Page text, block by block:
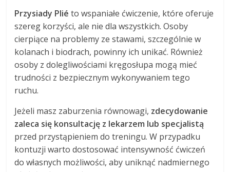
Przysiady Plié to wspaniałe ćwiczenie, które oferuje
szereg korzyści, ale nie dla wszystkich. Osoby
cierpiące na problemy ze stawami, szczególnie w
kolanach i biodrach, powinny ich unikać. Również
osoby z dolegliwościami kręgosłupa mogą mieć
trudności z bezpiecznym wykonywaniem tego
ruchu.
Jeżeli masz zaburzenia równowagi, zdecydowanie
zaleca się konsultację z lekarzem lub specjalistą
przed przystąpieniem do treningu. W przypadku
kontuzji warto dostosować intensywność ćwiczeń
do własnych możliwości, aby uniknąć nadmiernego